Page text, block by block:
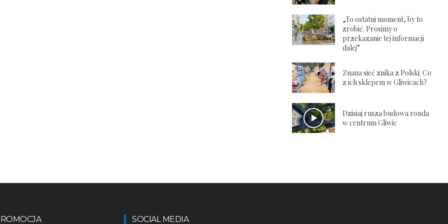
„To ostatni moment, by to
zrobić. Prosimy o
przekazanie tej informacji
dalej”
Znana sieć znika z Polski. Co
z ich sklepem w Gliwicach?
Dzisiaj rusza budowa ronda
w centrum Gliwic
SOCIAL MEDIA